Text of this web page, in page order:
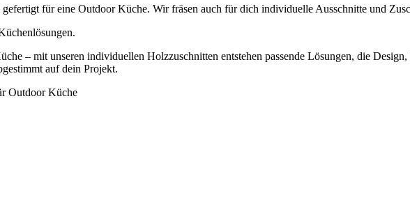
für eine Outdoor Küche. Wir fräsen auch für dich individuelle Ausschnitte und
– mit unseren individuellen Holzzuschnitten entstehen passende Lösungen, die
auf dein Projekt.